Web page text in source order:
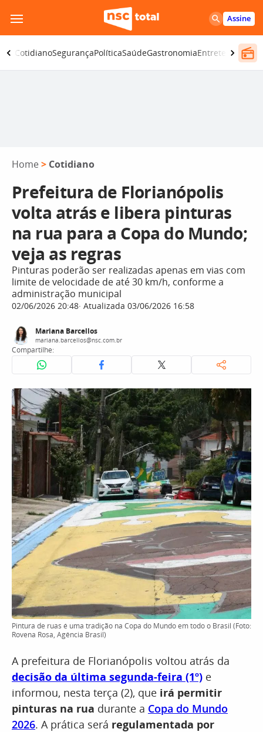
para
o
conteúdo
Assine
CotidianoSegurançaPolíticaSaúdeGastronomiaEntretenimento
Home > Cotidiano
Prefeitura de Florianópolis
volta atrás e libera pinturas
na rua para a Copa do Mundo;
veja as regras
Pinturas poderão ser realizadas apenas em vias com
limite de velocidade de até 30 km/h, conforme a
administração municipal
02/06/2026 20:48 Atualizada 03/06/2026 16:58
Mariana Barcellos
mariana.barcellos@nsc.com.br
Compartilhe:
Pintura de ruas é uma tradição na Copa do Mundo em todo o Brasil (Foto:
Rovena Rosa, Agência Brasil)
A prefeitura de Florianópolis voltou atrás da
decisão da última segunda-feira (1º) e
informou, nesta terça (2), que irá permitir
pinturas na rua durante a Copa do Mundo
2026. A prática será regulamentada por